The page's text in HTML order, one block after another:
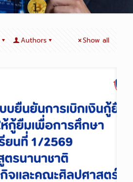
Authors Show all